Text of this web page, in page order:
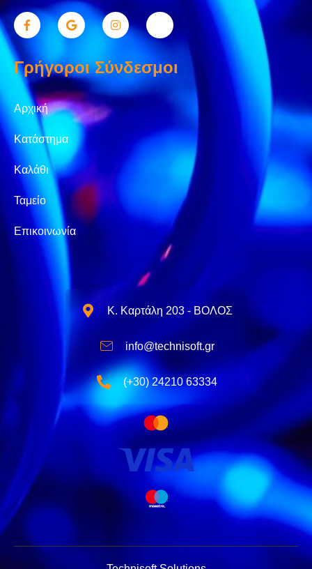
Γρήγοροι Σύνδεσμοι
Αρχική
Κατάστημα
Καλάθι
Ταμείο
Επικοινωνία
Κ. Καρτάλη 203 - ΒΟΛΟΣ
info@technisoft.gr
(+30) 24210 63334